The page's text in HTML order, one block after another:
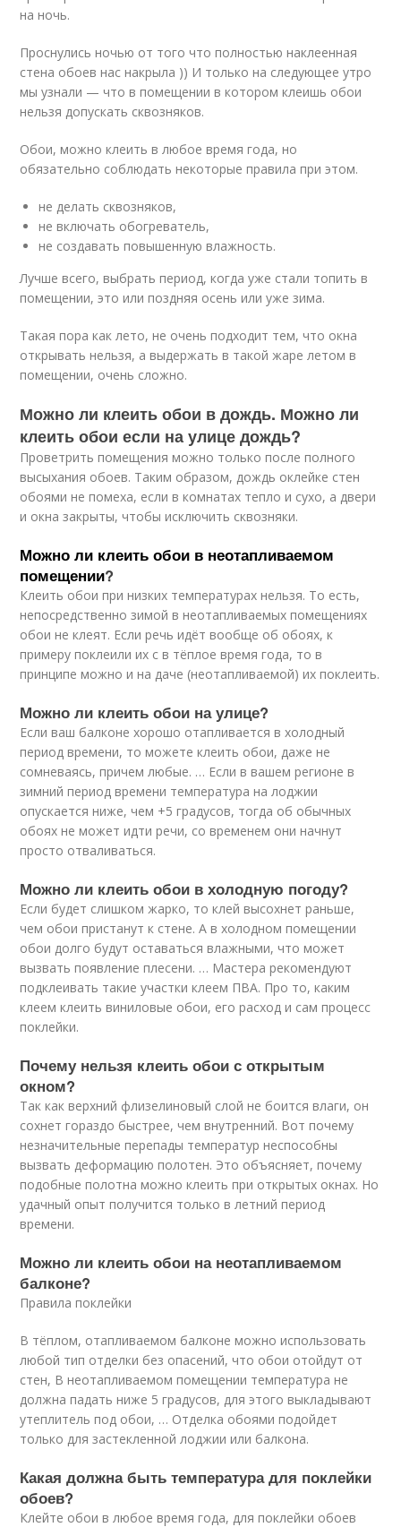
на ночь.
Проснулись ночью от того что полностью наклеенная
стена обоев нас накрыла )) И только на следующее утро
мы узнали — что в помещении в котором клеишь обои
нельзя допускать сквозняков.
Обои, можно клеить в любое время года, но
обязательно соблюдать некоторые правила при этом.
не делать сквозняков,
не включать обогреватель,
не создавать повышенную влажность.
Лучше всего, выбрать период, когда уже стали топить в
помещении, это или поздняя осень или уже зима.
Такая пора как лето, не очень подходит тем, что окна
открывать нельзя, а выдержать в такой жаре летом в
помещении, очень сложно.
Можно ли клеить обои в дождь. Можно ли
клеить обои если на улице дождь?
Проветрить помещения можно только после полного
высыхания обоев. Таким образом, дождь оклейке стен
обоями не помеха, если в комнатах тепло и сухо, а двери
и окна закрыты, чтобы исключить сквозняки.
Можно ли клеить обои в неотапливаемом
помещении?
Клеить обои при низких температурах нельзя. То есть,
непосредственно зимой в неотапливаемых помещениях
обои не клеят. Если речь идёт вообще об обоях, к
примеру поклеили их с в тёплое время года, то в
принципе можно и на даче (неотапливаемой) их поклеить.
Можно ли клеить обои на улице?
Если ваш балконе хорошо отапливается в холодный
период времени, то можете клеить обои, даже не
сомневаясь, причем любые. … Если в вашем регионе в
зимний период времени температура на лоджии
опускается ниже, чем +5 градусов, тогда об обычных
обоях не может идти речи, со временем они начнут
просто отваливаться.
Можно ли клеить обои в холодную погоду?
Если будет слишком жарко, то клей высохнет раньше,
чем обои пристанут к стене. А в холодном помещении
обои долго будут оставаться влажными, что может
вызвать появление плесени. … Мастера рекомендуют
подклеивать такие участки клеем ПВА. Про то, каким
клеем клеить виниловые обои, его расход и сам процесс
поклейки.
Почему нельзя клеить обои с открытым
окном?
Так как верхний флизелиновый слой не боится влаги, он
сохнет гораздо быстрее, чем внутренний. Вот почему
незначительные перепады температур неспособны
вызвать деформацию полотен. Это объясняет, почему
подобные полотна можно клеить при открытых окнах. Но
удачный опыт получится только в летний период
времени.
Можно ли клеить обои на неотапливаемом
балконе?
Правила поклейки
В тёплом, отапливаемом балконе можно использовать
любой тип отделки без опасений, что обои отойдут от
стен, В неотапливаемом помещении температура не
должна падать ниже 5 градусов, для этого выкладывают
утеплитель под обои, … Отделка обоями подойдет
только для застекленной лоджии или балкона.
Какая должна быть температура для поклейки
обоев?
Клейте обои в любое время года, для поклейки обоев